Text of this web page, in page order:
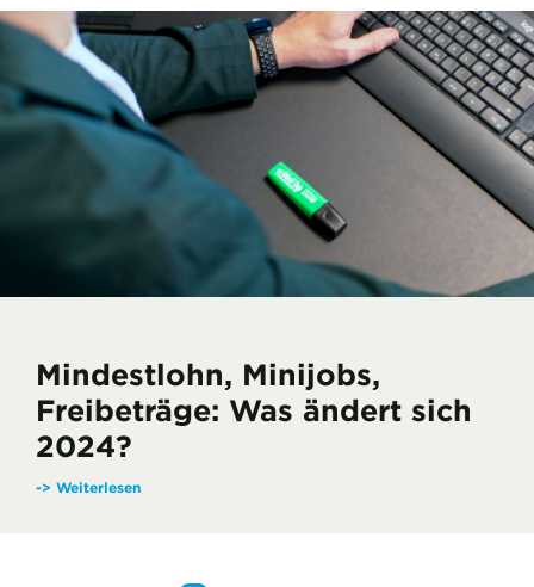
Mindestlohn, Minijobs,
Freibeträge: Was ändert sich
2024?
-> Weiterlesen